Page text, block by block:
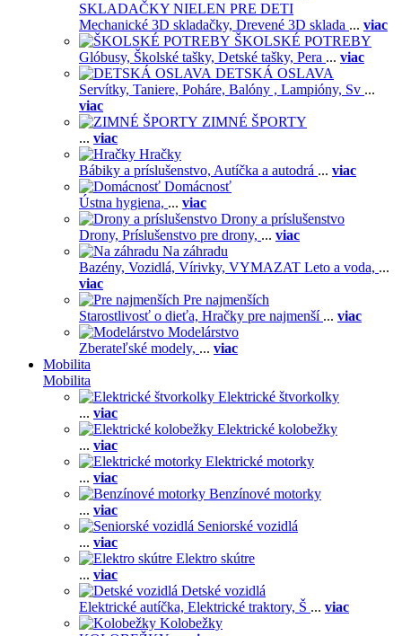
SKLADAČKY NIELEN PRE DETI
Mechanické 3D skladačky, Drevené 3D sklada ... viac
ŠKOLSKÉ POTREBY
Glóbusy, Školské tašky, Detské tašky, Pera ... viac
DETSKÁ OSLAVA
Servítky, Taniere, Poháre, Balóny , Lampióny, Sv ...
viac
ZIMNÉ ŠPORTY
... viac
Hračky
Bábiky a príslušenstvo, Autíčka a autodrá ... viac
Domácnosť
Ústna hygiena, ... viac
Drony a príslušenstvo
Drony, Príslušenstvo pre drony, ... viac
Na záhradu
Bazény, Vozidlá, Vírivky, VYMAZAT Leto a voda, ...
viac
Pre najmenších
Starostlivosť o dieťa, Hračky pre najmenší ... viac
Modelárstvo
Zberateľské modely, ... viac
Mobilita
Mobilita
Elektrické štvorkolky
... viac
Elektrické kolobežky
... viac
Elektrické motorky
... viac
Benzínové motorky
... viac
Seniorské vozidlá
... viac
Elektro skútre
... viac
Detské vozidlá
Elektrické autíčka, Elektrické traktory, Š ... viac
Kolobežky